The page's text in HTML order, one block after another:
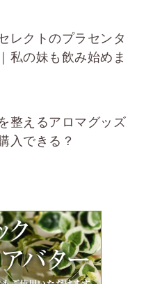
レクトのプラセンタ
私の妹も飲み始めま
整えるアロマグッズ
入できる？